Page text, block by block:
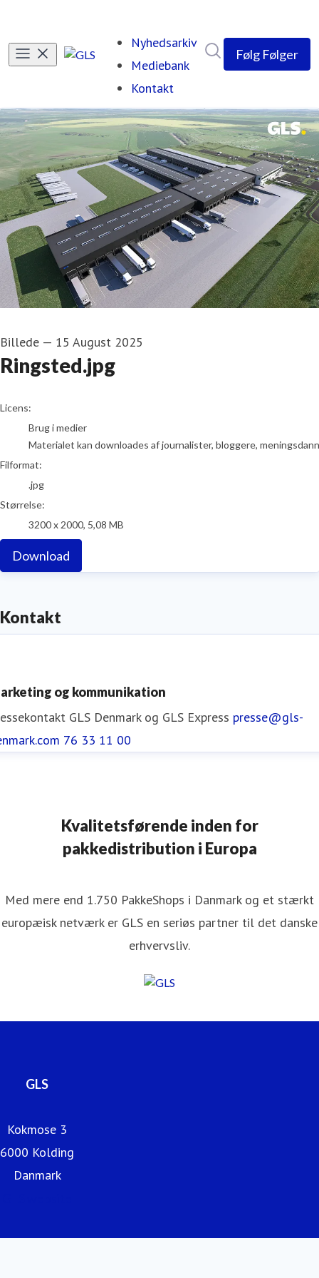
Nyhedsarkiv
Mediebank
Kontakt
Følg Følger
Billede — 15 August 2025
Ringsted.jpg
go to media item
Licens:
Brug i medier
Materialet kan downloades af journalister, bloggere,
Filformat:
.jpg
Størrelse:
3200 x 2000, 5,08 MB
Download
Kontakt
og kommunikation
GLS Denmark og GLS Express presse@gls-
76 33 11 00
Kvalitetsførende inden for
pakkedistribution i Europa
Med mere end 1.750 PakkeShops i Danmark og et stærkt
europæisk netværk er GLS en seriøs partner til det danske
erhvervsliv.
GLS
Kokmose 3
6000 Kolding
Danmark